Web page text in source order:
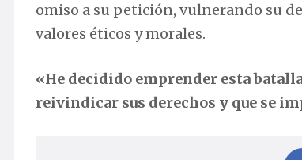
omiso a su petición, vulnerando su
valores éticos y morales.
«He decidido emprender esta
reivindicar sus derechos y que se